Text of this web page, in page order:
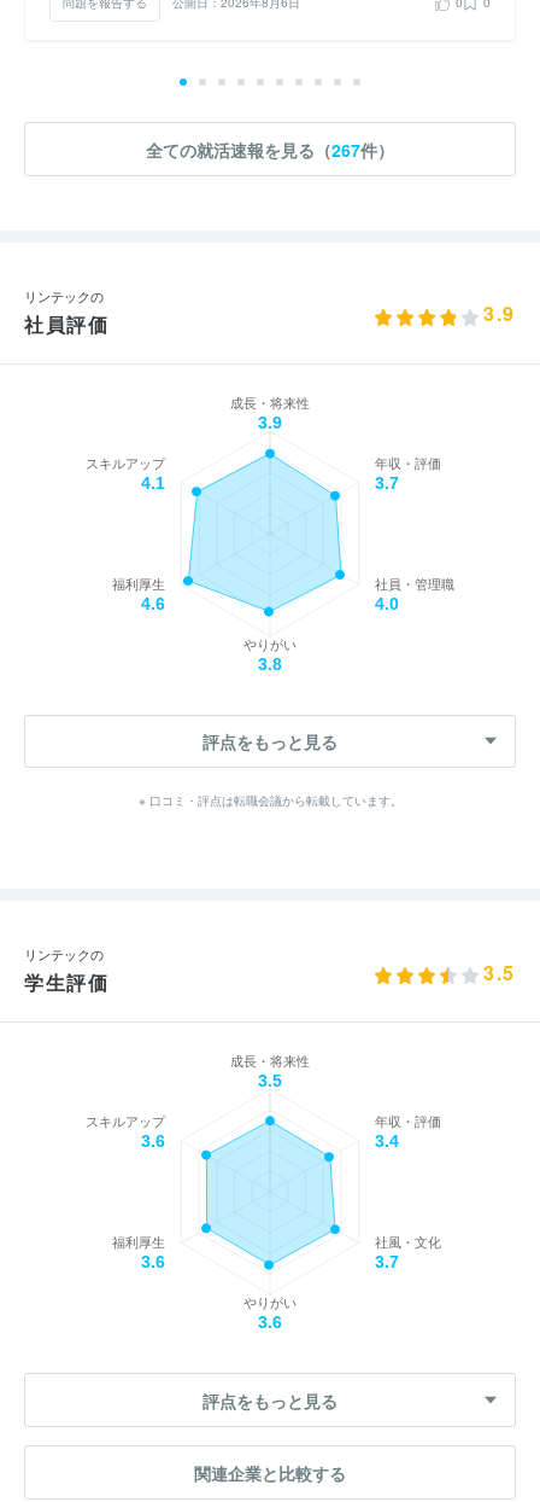
全ての就活速報を見る（267件）
リンテックの
社員評価 3.9
成長・将来性
3.9
年収・評価
3.7
社員・管理職
4.0
やりがい
3.8
福利厚生
4.6
スキルアップ
4.1
評点をもっと見る
※ 口コミ・評点は転職会議から転載しています。
リンテックの
学生評価 3.5
成長・将来性
3.5
年収・評価
3.4
社風・文化
3.7
やりがい
3.6
福利厚生
3.6
スキルアップ
3.6
評点をもっと見る
関連企業と比較する